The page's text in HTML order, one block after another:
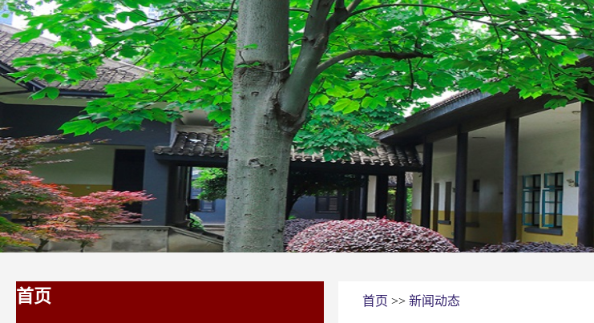
首页 首页 >> 新闻动态